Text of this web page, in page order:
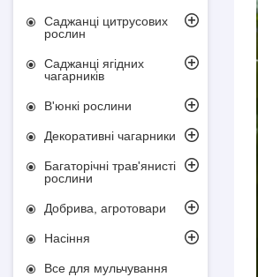
Саджанці цитрусових
рослин
Саджанці ягідних
чагарників
В'юнкі рослини
Декоративні чагарники
Багаторічні трав'янисті
рослини
Добрива, агротовари
Насіння
Все для мульчування